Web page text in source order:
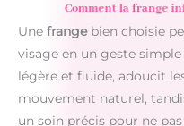
Comment la frange
Une frangebien choisie
visage en un geste
légère et fluide, adoucit
mouvement naturel,
un soin précis pour ne